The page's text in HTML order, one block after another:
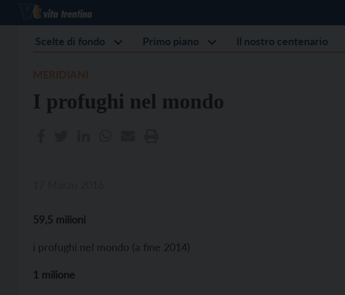
Scelte di fondo Primo piano Il nostro centenario
I profughi nel mondo
59,5 milioni
i profughi nel mondo (a fine 2014)
1 milione